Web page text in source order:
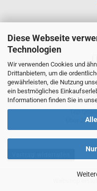
Diese Webseite
Technologien
Wir verwenden Cookies und
Drittanbietern, um die
gewährleisten, die Nutzung
ein bestmögliches
Informationen finden Sie in
Seit über
Top
Über 230